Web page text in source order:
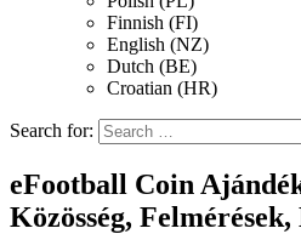
Finnish (FI)
English (NZ)
Dutch (BE)
Croatian (HR)
Search for:
eFootball Coin
Közösség,